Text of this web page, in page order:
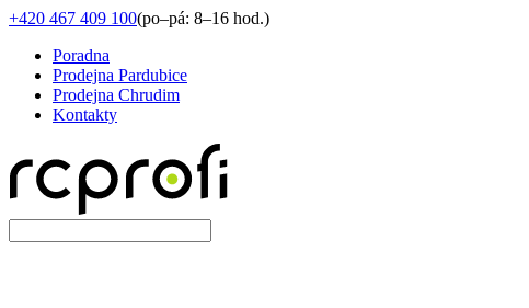
+420 467 409 100(po–pá: 8–16 hod.)
Poradna
Prodejna Pardubice
Prodejna Chrudim
Kontakty